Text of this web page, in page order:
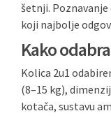
šetnji.
koji najbolje
Kako
Kolica 2u1
(8–15 kg),
kotača, sustavu